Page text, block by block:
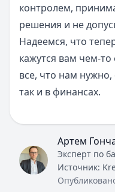
контролем,
решения и не
Надеемся, что
кажутся вам чем-
все, что нам
так и в финансах.
Артем
Эксперт по
Источник: